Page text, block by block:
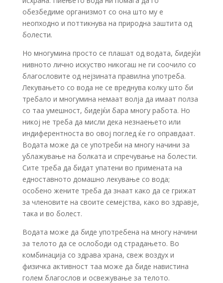
обезбедиме организмот со она што му е
неопходно и поттикнува на природна заштита од
болести.
Но многумина просто се плашат од водата, бидејќи
нивното лично искуство никогаш не ги соочило со
благословите од нејзината правилна употреба.
Лекувањето со вода не се вреднува колку што би
требало и многумина немаат волја да имаат полза
со таа умешност, бидејќи бара многу работа. Но
никој не треба да мисли дека незнаењето или
индиферентноста во овој поглед ќе го оправдаат.
Водата може да се употреби на многу начини за
ублажување на болката и спречување на болести.
Сите треба да бидат упатени во примената на
едноставното домашно лекување со вода;
особено жените треба да знаат како да се грижат
за членовите на своите семејства, како во здравје,
така и во болест.
Водата може да биде употребена на многу начини
за телото да се ослободи од страдањето. Во
комбинација со здрава храна, свеж воздух и
физичка активност таа може да биде навистина
голем благослов и освежување за телото.